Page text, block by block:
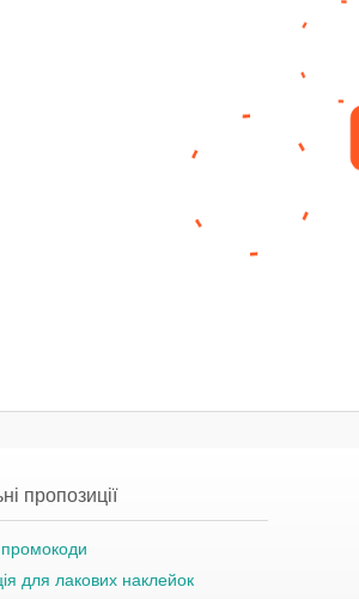
пропозиції
промокоди
для лакових наклейок